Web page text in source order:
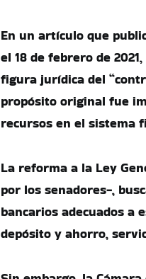
En un artículo que
el 18 de febrero de
figura jurídica del
propósito original fue
recursos en el sistema
La reforma a la Ley
por los senadores-,
bancarios adecuados a
depósito y ahorro,